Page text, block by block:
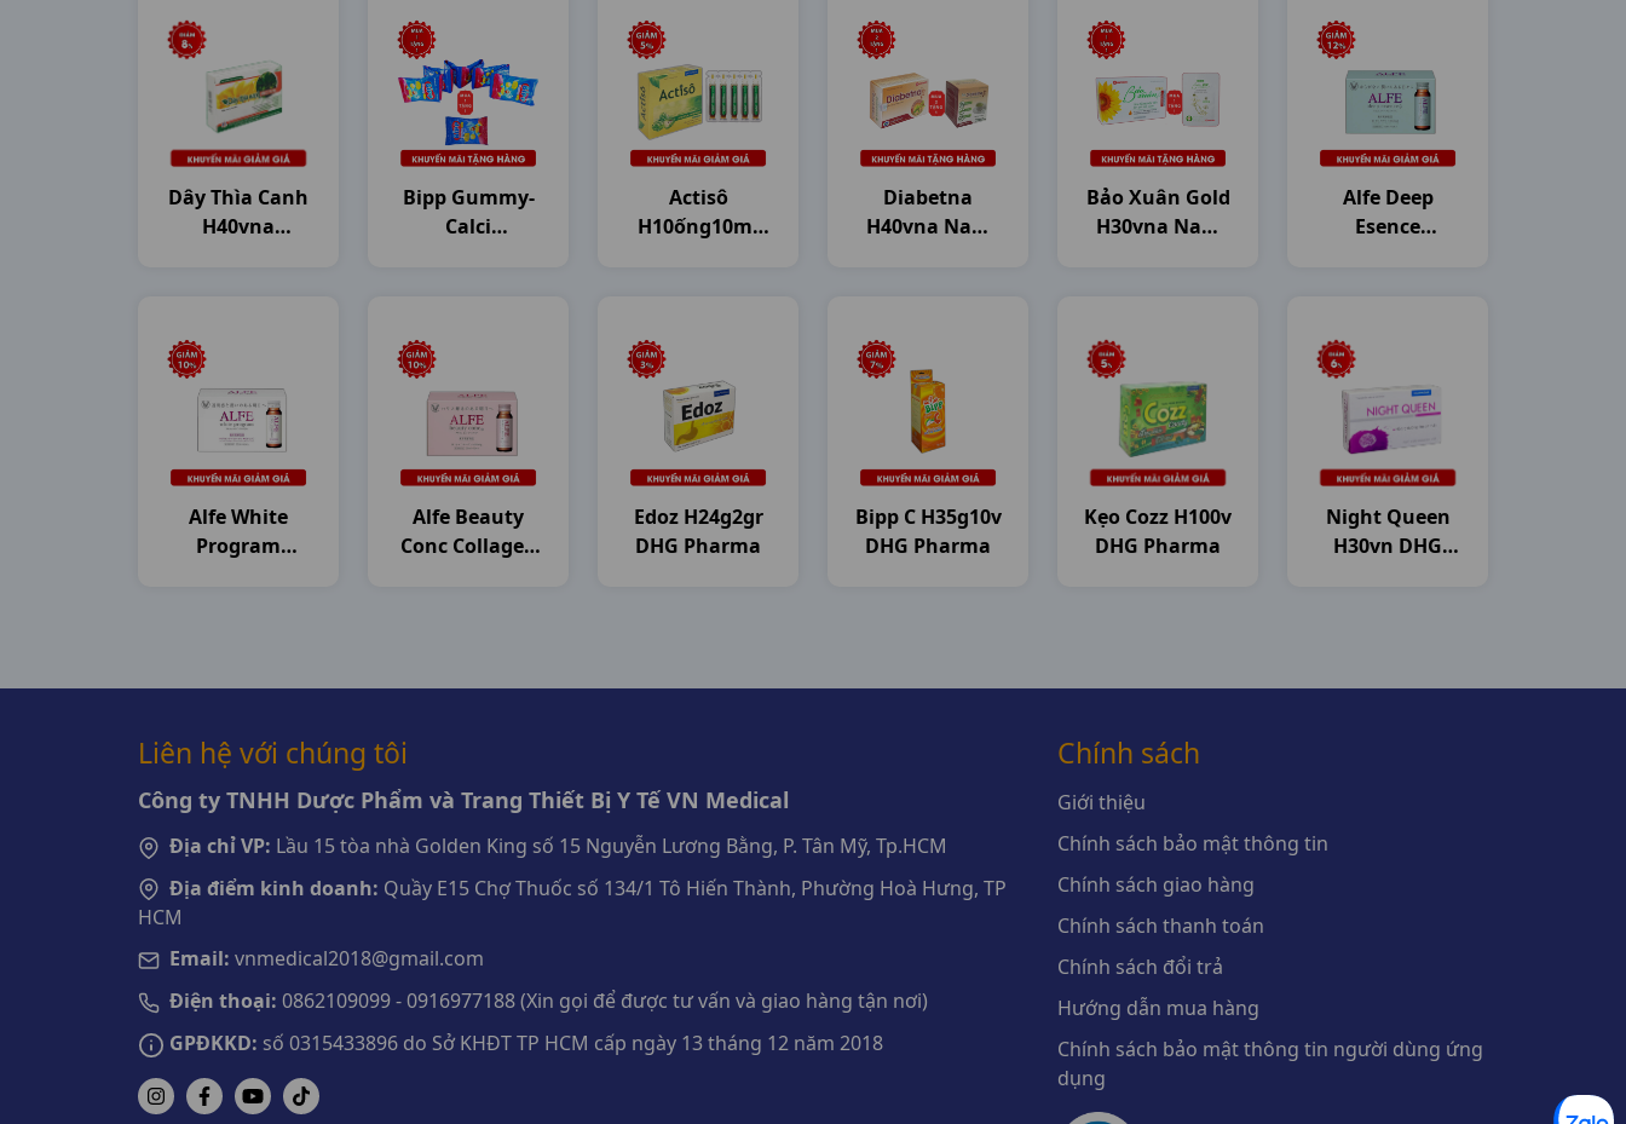
Dây Thìa Canh
H40vna
Bipp Gummy-
Calci
Actisô
H10ống10ml
Diabetna
H40vna Nam
Bảo Xuân Gold
H30vna Nam
Alfe Deep
Esence
Alfe White
Program
Alfe Beauty
Conc Collagen
Edoz H24g2gr
DHG Pharma
Bipp C H35g10v
DHG Pharma
Kẹo Cozz H100v
DHG Pharma
Night Queen
H30vn DHG
Liên hệ với chúng tôi
Công ty TNHH Dược Phẩm và Trang Thiết Bị Y Tế VN Medical
Địa chỉ VP: Lầu 15 tòa nhà Golden King số 15 Nguyễn Lương Bằng, P. Tân Mỹ, Tp.HCM
Địa điểm kinh doanh: Quầy E15 Chợ Thuốc số 134/1 Tô Hiến Thành, Phường Hoà Hưng, TP
HCM
Email: vnmedical2018@gmail.com
Điện thoại: 0862109099 - 0916977188 (Xin gọi để được tư vấn và giao hàng tận nơi)
GPĐKKD: số 0315433896 do Sở KHĐT TP HCM cấp ngày 13 tháng 12 năm 2018
Chính sách
Giới thiệu
Chính sách bảo mật thông tin
Chính sách giao hàng
Chính sách thanh toán
Chính sách đổi trả
Hướng dẫn mua hàng
Chính sách bảo mật thông tin người dùng ứng
dụng